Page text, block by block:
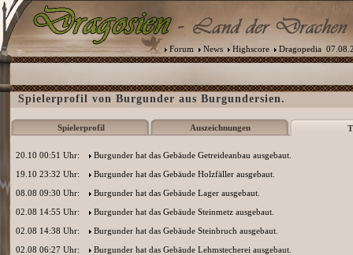
Forum News Highscore Dragopedia
Spielerprofil von Burgunder aus Burgundersien.
Spielerprofil Auszeichnungen
20.10 00:51 Uhr: Burgunder hat das Gebäude Getreideanbau ausgebaut.
19.10 23:32 Uhr:
Burgunder hat das Gebäude Holzfäller ausgebaut.
08.08 09:30 Uhr:
Burgunder hat das Gebäude Lager ausgebaut.
02.08 14:55 Uhr:
Burgunder hat das Gebäude Steinmetz ausgebaut.
02.08 14:38 Uhr:
Burgunder hat das Gebäude Steinbruch ausgebaut.
02.08 06:27 Uhr:
Burgunder hat das Gebäude Lehmstecherei ausgebaut.